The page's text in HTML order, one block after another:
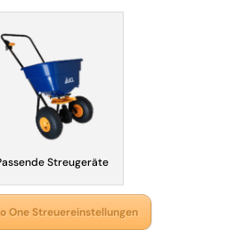
Streugeräte
One Streuereinstellungen